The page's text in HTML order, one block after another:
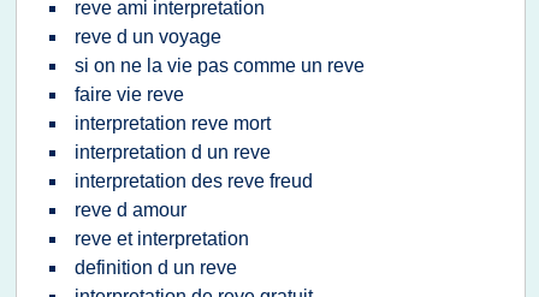
reve ami interpretation
reve d un voyage
si on ne la vie pas comme un reve
faire vie reve
interpretation reve mort
interpretation d un reve
interpretation des reve freud
reve d amour
reve et interpretation
definition d un reve